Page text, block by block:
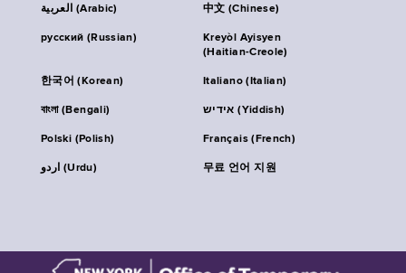
العربية (Arabic) 中文 (Chinese)
русский (Russian)
Kreyòl Ayisyen
(Haitian-Creole)
한국어 (Korean) Italiano (Italian)
বাংলা (Bengali) אידיש (Yiddish)
Polski (Polish) Français (French)
اردو (Urdu) 무료 언어 지원